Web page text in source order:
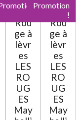
Rou
ge à
lèvr
es
LES
RO
UG
ES
May
Promotion
!
Rou
ge à
lèvr
es
LES
RO
UG
ES
May